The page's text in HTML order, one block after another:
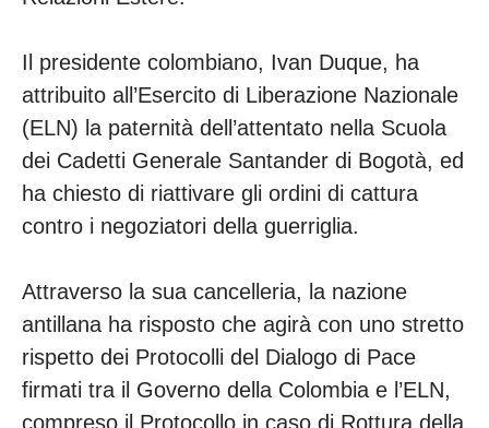
Il presidente colombiano, Ivan Duque, ha
attribuito all’Esercito di Liberazione Nazionale
(ELN) la paternità dell’attentato nella Scuola
dei Cadetti Generale Santander di Bogotà, ed
ha chiesto di riattivare gli ordini di cattura
contro i negoziatori della guerriglia.
Attraverso la sua cancelleria, la nazione
antillana ha risposto che agirà con uno stretto
rispetto dei Protocolli del Dialogo di Pace
firmati tra il Governo della Colombia e l’ELN,
compreso il Protocollo in caso di Rottura della